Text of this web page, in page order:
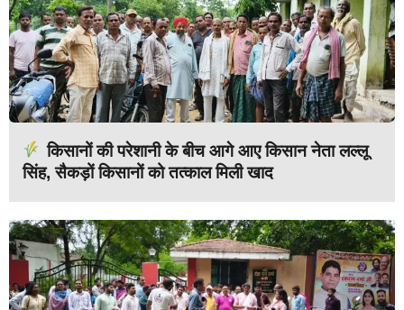
किसानों की परेशानी के बीच आगे आए किसान नेता लल्लू
सिंह, सैकड़ों किसानों को तत्काल मिली खाद